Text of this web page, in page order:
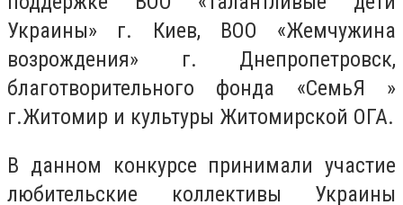
Украины» г. Киев, ВОО «Жемчужина
возрождения» г. Днепропетровск,
благотворительного фонда «СемьЯ »
г.Житомир и культуры Житомирской ОГА.
В данном конкурсе принимали участие
любительские коллективы Украины